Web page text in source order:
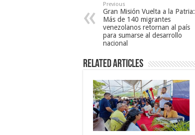
Previous
Gran Misión Vuelta a la Patria:
Más de 140 migrantes
venezolanos retornan al país
para sumarse al desarrollo
nacional
Related Articles